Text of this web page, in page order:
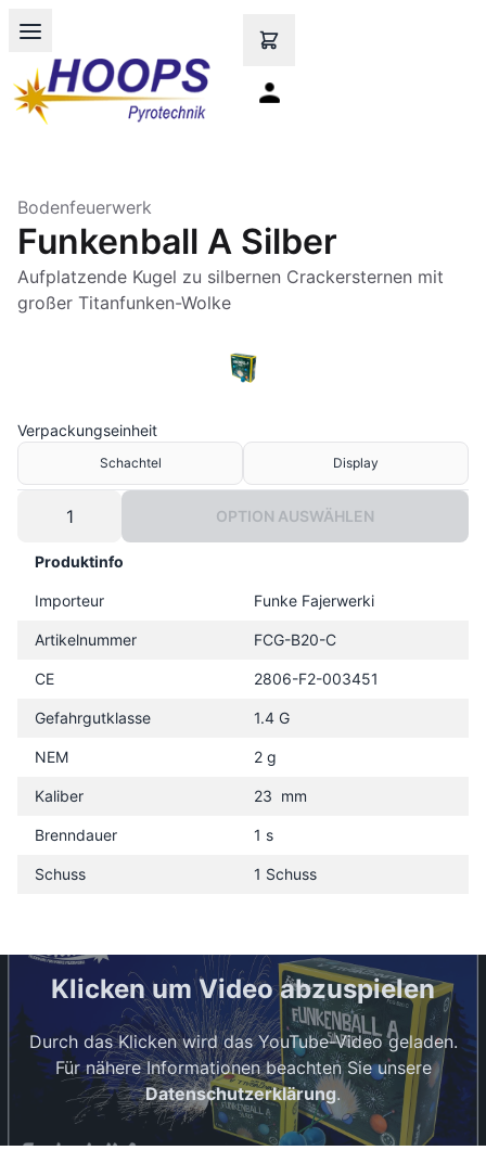
Open main menu
Bodenfeuerwerk
Funkenball A Silber
Aufplatzende Kugel zu silbernen Crackersternen mit
großer Titanfunken-Wolke
Verpackungseinheit
Schachtel Display
OPTION AUSWÄHLEN
Produktinfo
Importeur Funke Fajerwerki
Artikelnummer FCG-B20-C
CE 2806-F2-003451
Gefahrgutklasse 1.4 G
NEM 2 g
Kaliber 23 mm
Brenndauer 1 s
Schuss 1 Schuss
Klicken um Video abzuspielen
Durch das Klicken wird das YouTube-Video geladen.
Für nähere Informationen beachten Sie unsere
Datenschutzerklärung.